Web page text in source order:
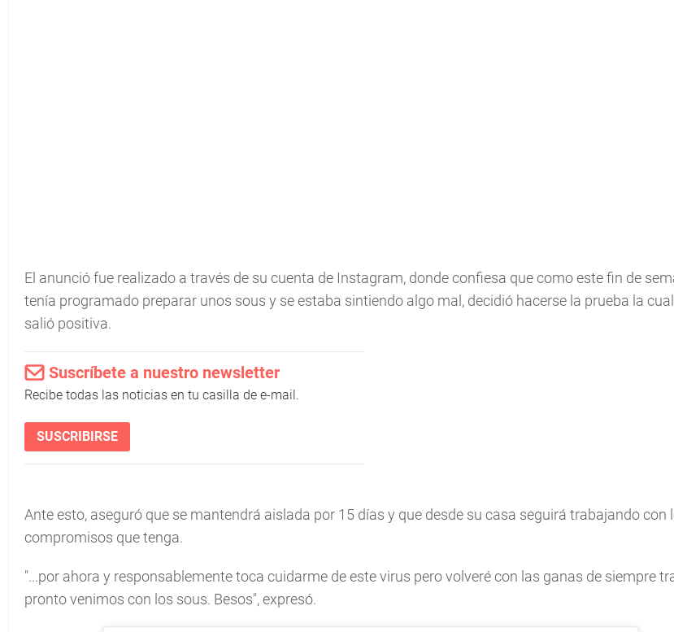
El anunció fue realizado a través de su cuenta de Instagram, donde confiesa que como este fin de
tenía programado preparar unos sous y se estaba sintiendo algo mal, decidió hacerse la prueba la
salió positiva.
Suscríbete a nuestro newsletter
Recibe todas las noticias en tu casilla de e-mail.
SUSCRIBIRSE
Ante esto, aseguró que se mantendrá aislada por 15 días y que desde su casa seguirá trabajando con
compromisos que tenga.
"...por ahora y responsablemente toca cuidarme de este virus pero volveré con las ganas de siempre
pronto venimos con los sous. Besos", expresó.